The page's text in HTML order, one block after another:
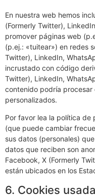
En nuestra web hemos
(Formerly Twitter),
promover páginas web
(p.ej.: «tuitear») en redes
Twitter), LinkedIn,
incrustado con código
Twitter), LinkedIn,
contenido podría
personalizados.
Por favor lea la política de
(que puede cambiar
sus datos (personales)
datos que reciben son
Facebook, X (Formerly
están ubicados en los
6. Cookies